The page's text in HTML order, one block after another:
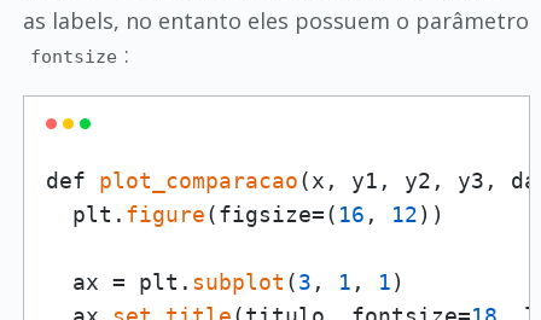
as labels, no entanto eles possuem o parâmetro
fontsize :
def plot_comparacao(x, y1, y2, y3,
  plt.
figure(figsize=( 16 , 12))
  ax = plt.
subplot (3 , 1 , 1)